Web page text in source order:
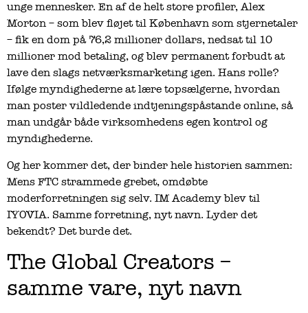
unge mennesker. En af de helt store profiler, Alex
Morton – som blev fløjet til København som stjernetaler
– fik en dom på 76,2 millioner dollars, nedsat til 10
millioner mod betaling, og blev permanent forbudt at
lave den slags netværksmarketing igen. Hans rolle?
Ifølge myndighederne at lære topsælgerne, hvordan
man poster vildledende indtjeningspåstande online, så
man undgår både virksomhedens egen kontrol og
myndighederne.
Og her kommer det, der binder hele historien sammen:
Mens FTC strammede grebet, omdøbte
moderforretningen sig selv. IM Academy blev til
IYOVIA. Samme forretning, nyt navn. Lyder det
bekendt? Det burde det.
The Global Creators –
samme vare, nyt navn